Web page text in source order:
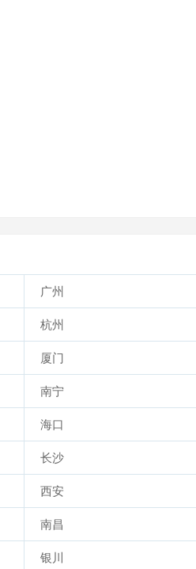
广州
杭州
厦门
南宁
海口
长沙
西安
南昌
银川